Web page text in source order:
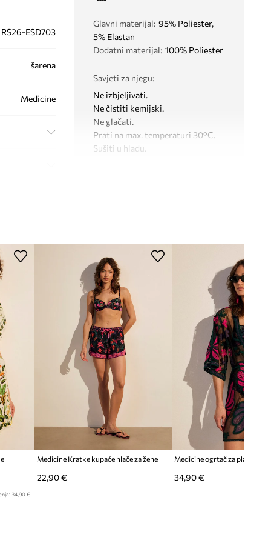
RS26-ESD703
šarena
Medicine
Glavni materijal: 95% Poliester,
5% Elastan
Dodatni materijal: 100% Poliester
Savjeti za njegu:
Ne izbjeljivati.
Ne čistiti kemijski.
Ne glačati.
Prati na max. temperaturi 30°C.
Sušiti u hladu.
Preporučamo da odaberete manju
veličinu nego što nosite.
Tablica veličina
34,90 €
Medicine Kratke kupaće hlače za žene
22,90 €
Medicine ogrtač za plažu
34,90 €